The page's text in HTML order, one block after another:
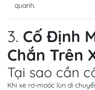
quanh.
3. Cố Định
Chắn Trên
Tại sao cần
Khi xe rơ-moóc lùn di